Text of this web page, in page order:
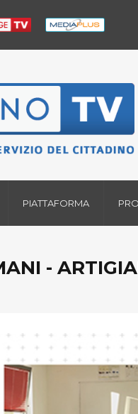
PIATTAFORMA
-